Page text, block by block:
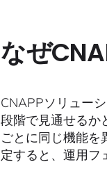
なぜ
CNAPPソリュー
段階で見通せるか
ごとに同じ機能を
定すると、運用フ